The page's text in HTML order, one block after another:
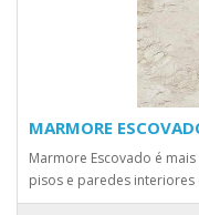
MARMORE
Marmore Escovado é
pisos e paredes interiores